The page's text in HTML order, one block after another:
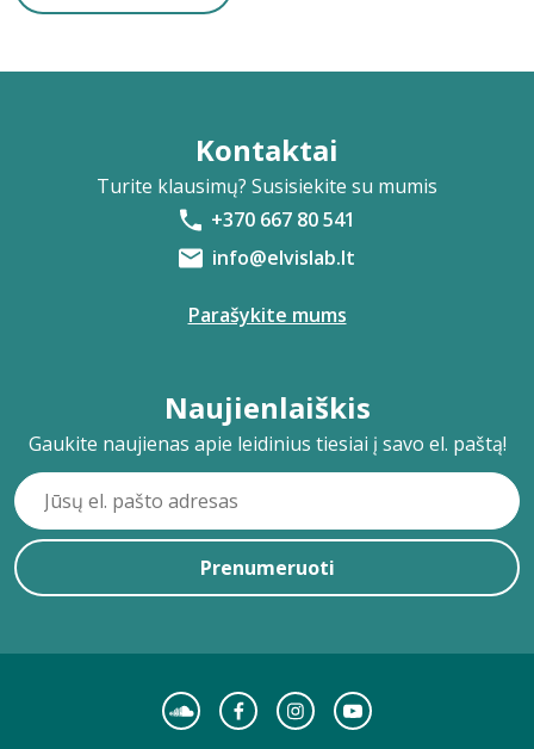
Kontaktai
Turite klausimų? Susisiekite su mumis
+370 667 80 541
info@elvislab.lt
Parašykite mums
Naujienlaiškis
Gaukite naujienas apie leidinius tiesiai į savo el. paštą!
Prenumeruoti